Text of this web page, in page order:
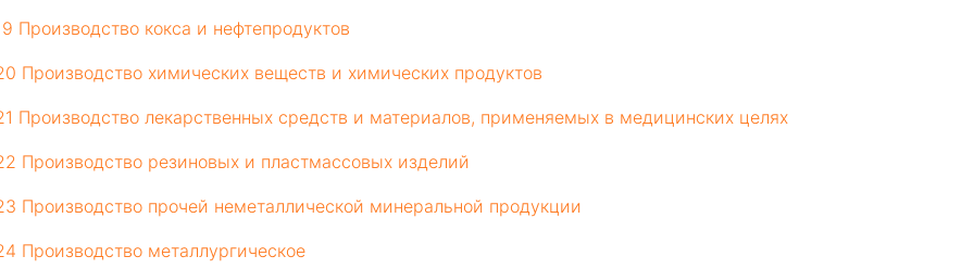
Производство кокса и нефтепродуктов
Производство химических веществ и химических продуктов
Производство лекарственных средств и материалов, применяемых в медицинских целях
Производство резиновых и пластмассовых изделий
Производство прочей неметаллической минеральной продукции
Производство металлургическое